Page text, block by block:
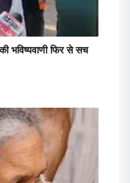
भविष्यवाणी फिर से सच